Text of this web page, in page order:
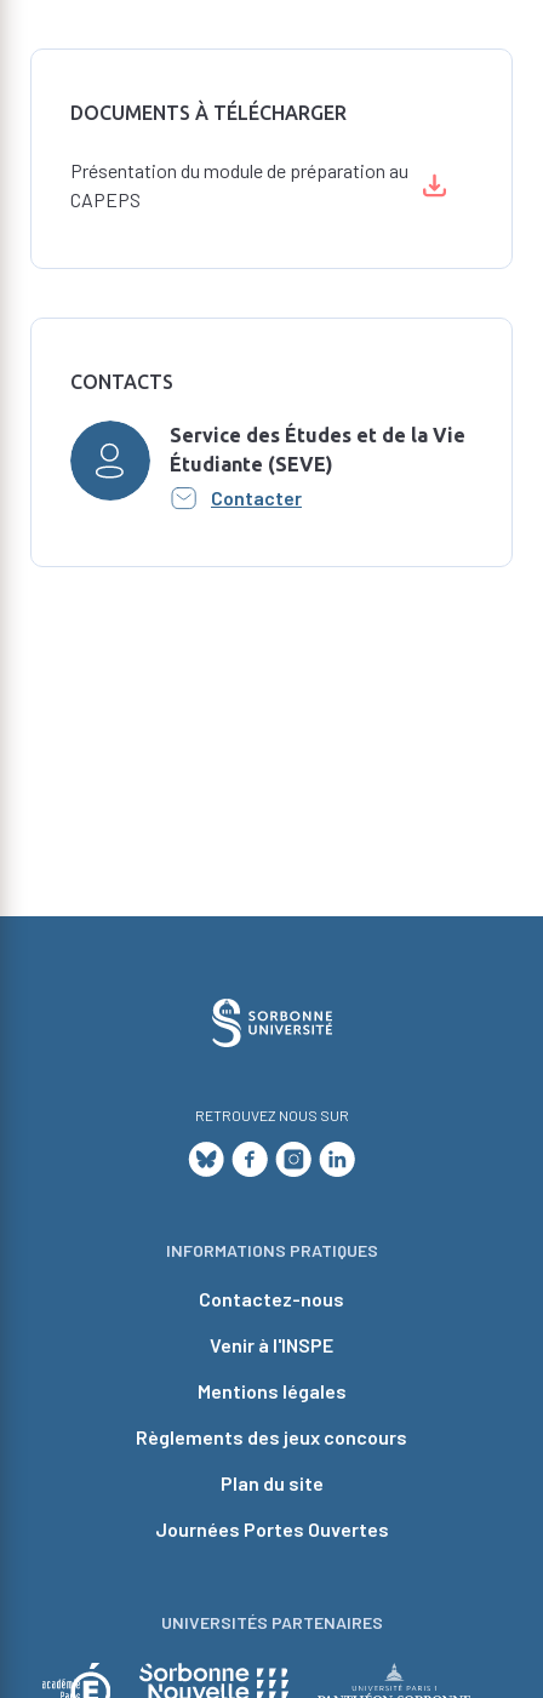
DOCUMENTS À TÉLÉCHARGER
Présentation du module de préparation au
CAPEPS
CONTACTS
Service des Études et de la Vie
Étudiante (SEVE)
Contacter
RETROUVEZ NOUS SUR
INFORMATIONS PRATIQUES
Contactez-nous
Venir à l'INSPE
Mentions légales
Règlements des jeux concours
Plan du site
Journées Portes Ouvertes
UNIVERSITÉS PARTENAIRES